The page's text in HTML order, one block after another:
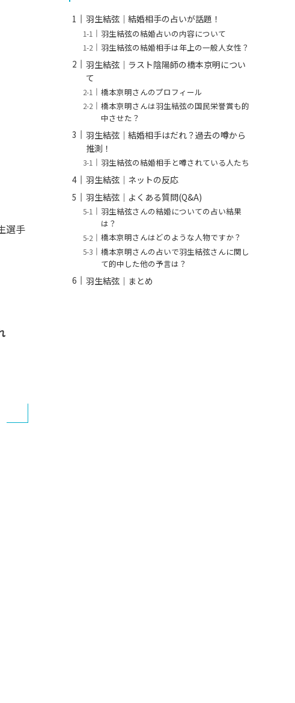
選手
羽生結弦│結婚相手の占いが話題！
羽生結弦の結婚占いの内容について
羽生結弦の結婚相手は年上の一般人女性？
羽生結弦│ラスト陰陽師の橋本京明につい
て
橋本京明さんのプロフィール
橋本京明さんは羽生結弦の国民栄誉賞も的
中させた？
羽生結弦│結婚相手はだれ？過去の噂から
推測！
羽生結弦の結婚相手と噂されている人たち
羽生結弦│ネットの反応
羽生結弦│よくある質問(Q&A)
羽生結弦さんの結婚についての占い結果
は？
橋本京明さんはどのような人物ですか？
橋本京明さんの占いで羽生結弦さんに関し
て的中した他の予言は？
羽生結弦│まとめ